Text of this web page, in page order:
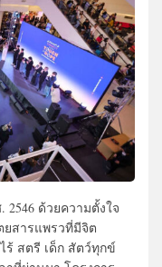
ด้วยความตั้งใจ
ยสารแพรวที่มีจิต
ร้ สตรี เด็ก สัตว์ทุกข์